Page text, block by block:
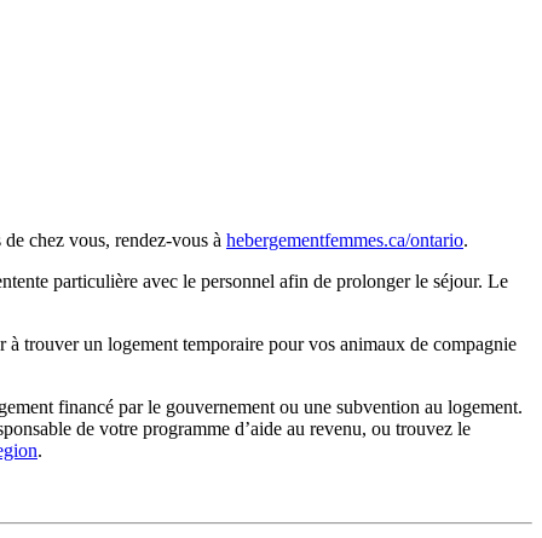
chez vous, rendez‑vous à hebergementfemmes.ca/ontario.
particulière avec le personnel afin de prolonger le séjour. Le
à trouver un logement temporaire pour vos animaux de compagnie
financé par le gouvernement ou une subvention au logement.
de votre programme d’aide au revenu, ou trouvez le
.